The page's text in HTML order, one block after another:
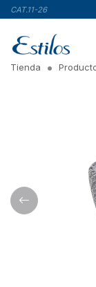
CAT.11-26
Tienda